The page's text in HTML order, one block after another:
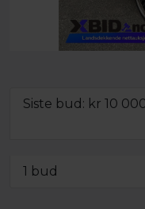
Siste bud: kr 10
1 bud